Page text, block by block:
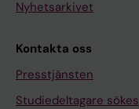
Nyhetsarkivet
Kontakta oss
Presstjänsten
Studiedeltagare sökes